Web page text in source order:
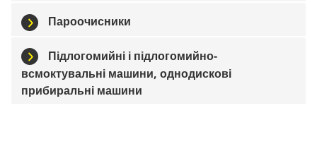
Пароочисники
Підлогомийні і підлогомийно-
всмоктувальні машини, однодискові
прибиральні машини